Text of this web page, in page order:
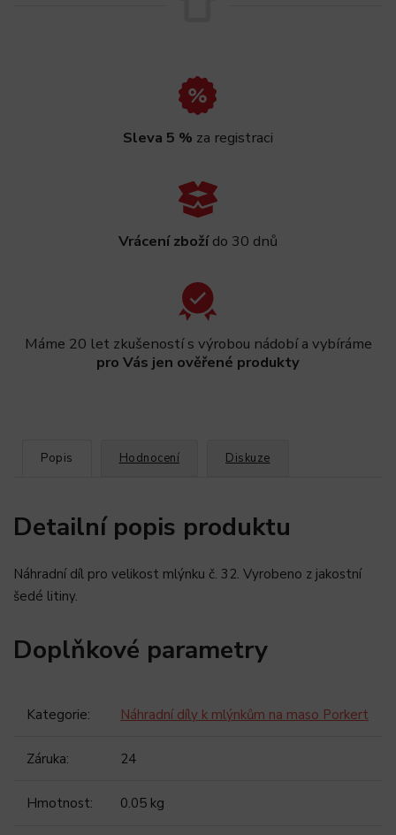
Sleva 5 % za registraci
Vrácení zbožído 30 dnů
Máme 20 let zkušeností s výrobou nádobí a vybíráme
pro Vás jen ověřené produkty
Popis Hodnocení Diskuze
Detailní popis produktu
Náhradní díl pro velikost mlýnku č. 32. Vyrobeno z jakostní
šedé litiny.
Doplňkové parametry
Kategorie: Náhradní díly k mlýnkům na maso Porkert
Záruka: 24
Hmotnost: 0.05 kg